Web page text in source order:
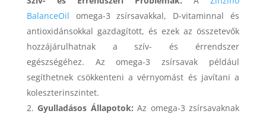
BalanceOil omega-3 zsírsavakkal, D-vitaminnal és
antioxidánsokkal gazdagított, és ezek az összetevők
hozzájárulhatnak a szív- és érrendszer
egészségéhez. Az omega-3 zsírsavak például
segíthetnek csökkenteni a vérnyomást és javítani a
koleszterinszintet.
Gyulladásos Állapotok: Az omega-3 zsírsavaknak